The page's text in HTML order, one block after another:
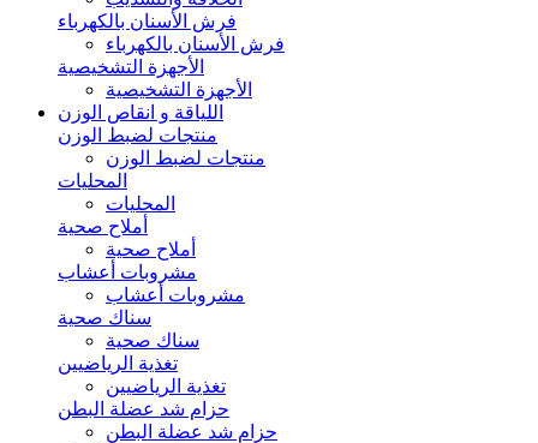
فرش الأسنان بالكهرباء
فرش الأسنان بالكهرباء
الأجهزة التشخيصية
الأجهزة التشخيصية
اللياقة و انقاص الوزن
منتجات لضبط الوزن
منتجات لضبط الوزن
المحليات
المحليات
أملاح صحية
أملاح صحية
مشروبات أعشاب
مشروبات أعشاب
سناك صحية
سناك صحية
تغذية الرياضيين
تغذية الرياضيين
حزام شد عضلة البطن
حزام شد عضلة البطن